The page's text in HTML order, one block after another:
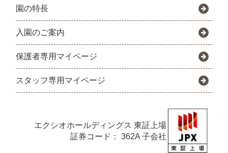
園の特長
入園のご案内
保護者専用マイページ
スタッフ専用マイページ
エクシオホールディングス 東証上場
証券コード： 362A 子会社